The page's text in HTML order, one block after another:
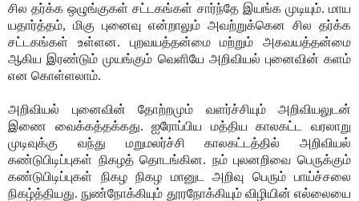
சில தர்க்க ஒழுங்குகள் சட்டகங்கள் சார்ந்தே இயங்க முடியும். மாய
யதார்த்தம், மிகு புனைவு என்றாலும் அவற்றுக்கென சில தர்க்க
சட்டகங்கள் உள்ளன. புறவயத்தன்மை மற்றும் அகவயத்தன்மை
ஆகிய இரண்டும் முயங்கும் வெளியே அறிவியல் புனைவின் களம்
என கொள்ளலாம்.
அறிவியல் புனைவின் தோற்றமும் வளர்ச்சியும் அறிவியலுடன்
இணை வைக்கத்தக்கது. ஐரோப்பிய மத்திய காலகட்ட வரலாறு
முடிவுக்கு வந்து மறுமலர்ச்சி காலகட்டத்தில் அறிவியல்
கண்டுபிடிப்புகள் நிகழத் தொடங்கின. நம் புலனறிவை பெருக்கும்
கண்டுபிடிப்புகள் நிகழ நிகழ மானுட அறிவு பெரும் பாய்ச்சலை
நிகழ்த்தியது. நுண்நோக்கியும் தூரநோக்கியும் விழியின் எல்லையை